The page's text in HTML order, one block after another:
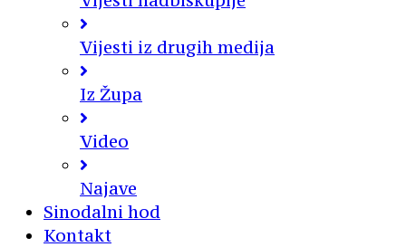
Vijesti iz drugih medija
Iz Župa
Video
Najave
Sinodalni hod
Kontakt